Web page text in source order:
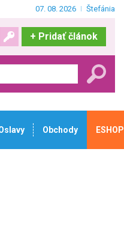
07. 08. 2026 Štefánia
+ Pridať článok
Obchody ESHOP